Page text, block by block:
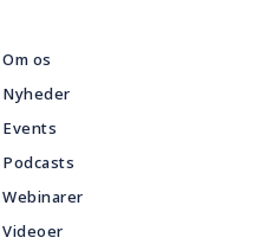
Om os
Nyheder
Events
Podcasts
Webinarer
Videoer